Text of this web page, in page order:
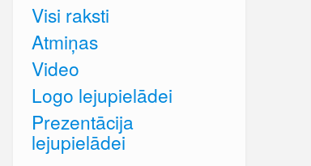
Visi raksti
Atmiņas
Video
Logo lejupielādei
Prezentācija
lejupielādei